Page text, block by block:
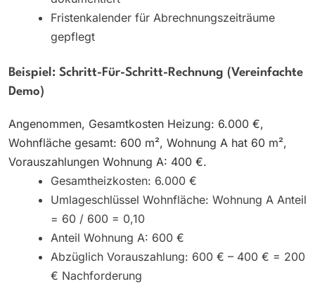
Fristenkalender für Abrechnungszeiträume
gepflegt
Beispiel: Schritt-Für-Schritt-Rechnung (vereinfachte
Demo)
Angenommen, Gesamtkosten Heizung: 6.000 €,
Wohnfläche gesamt: 600 m², Wohnung A hat 60 m²,
Vorauszahlungen Wohnung A: 400 €.
Gesamtheizkosten: 6.000 €
Umlageschlüssel Wohnfläche: Wohnung A Anteil
= 60 / 600 = 0,10
Anteil Wohnung A: 600 €
Abzüglich Vorauszahlung: 600 € – 400 € = 200
€ Nachforderung